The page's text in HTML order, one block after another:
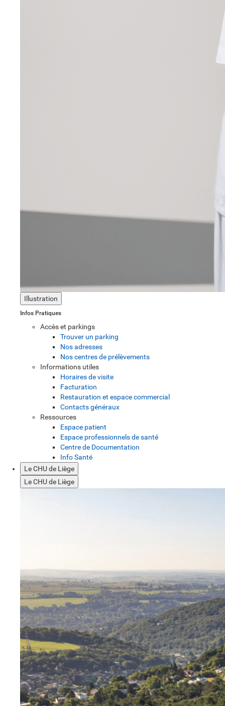
Illustration
Infos Pratiques
Accès et parkings
Trouver un parking
Nos adresses
Nos centres de prélèvements
Informations utiles
Horaires de visite
Facturation
Restauration et espace commercial
Contacts généraux
Ressources
Espace patient
Espace professionnels de santé
Centre de Documentation
Info Santé
Le CHU de Liège
Le CHU de Liège